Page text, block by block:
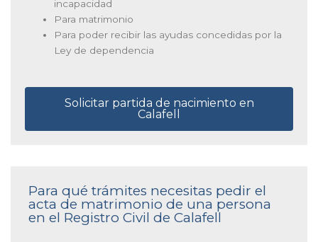
incapacidad
Para matrimonio
Para poder recibir las ayudas concedidas por la
Ley de dependencia
Solicitar partida de nacimiento en
Calafell
Para qué trámites necesitas pedir el
acta de matrimonio de una persona
en el Registro Civil de Calafell